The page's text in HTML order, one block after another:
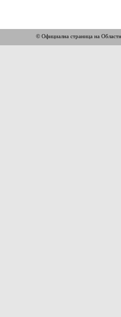
© Официална страница на